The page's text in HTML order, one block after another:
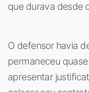
que durava desde
O defensor havia
permaneceu
apresentar